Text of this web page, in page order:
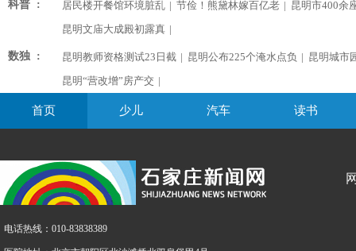
科普 : 居民楼开餐馆环境脏乱 | 节俭！熊黛林嫁百亿老 | 昆明市400余
昆明文庙大成殿初露真 |
数独 : 昆明教师资格测试23日截 | 昆明公布225个淹水点负 | 昆明城市
昆明“营改增”房产交 |
首页 少儿 汽车 读书
电话热线：010-83838389